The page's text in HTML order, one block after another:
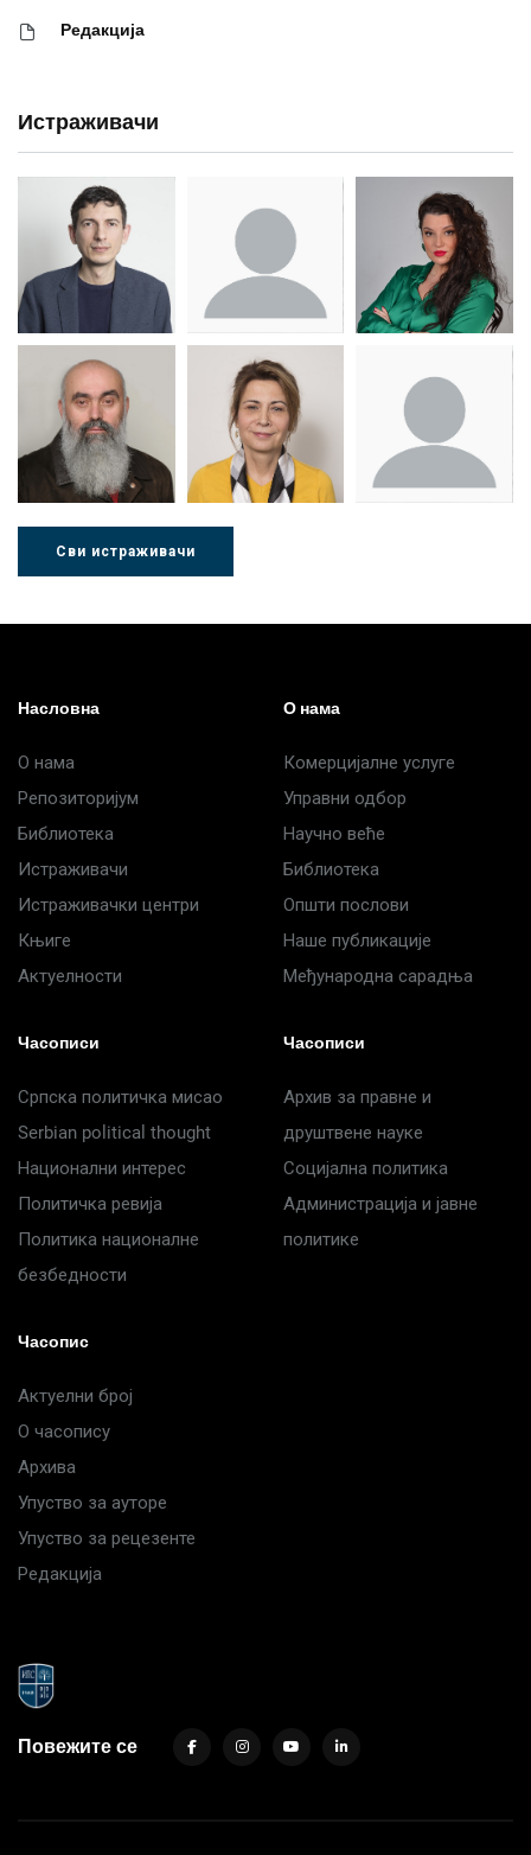
Редакција
Истраживачи
Др Миша
Стојадиновић
Зоран
Милошевић
Др Марија
Ђорић
Сви истраживачи
Насловна
О нама
Репозиторијум
Библиотека
Истраживачи
Истраживачки центри
Књиге
Актуелности
О нама
Комерцијалне услуге
Управни одбор
Научно веће
Библиотека
Општи послови
Наше публикације
Међународна сарадња
Часописи
Српска политичка мисао
Serbian political thought
Национални интерес
Политичка ревија
Политика националне
безбедности
Часописи
Архив за правне и
друштвене науке
Социјална политика
Администрација и јавне
политике
Часопис
Актуелни број
О часопису
Архива
Упуство за ауторе
Упуство за рецезенте
Редакција
Повежите се